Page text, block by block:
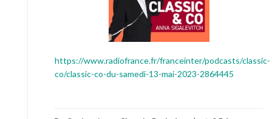
https://www.radiofrance.fr/franceinter/podcasts/classic-
co/classic-co-du-samedi-13-mai-2023-2864445